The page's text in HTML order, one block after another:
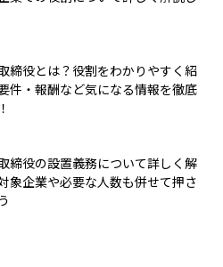
締役とは？役割をわかりやすく紹
件・報酬など気になる情報を徹底
締役の設置義務について詳しく解
象企業や必要な人数も併せて押さ